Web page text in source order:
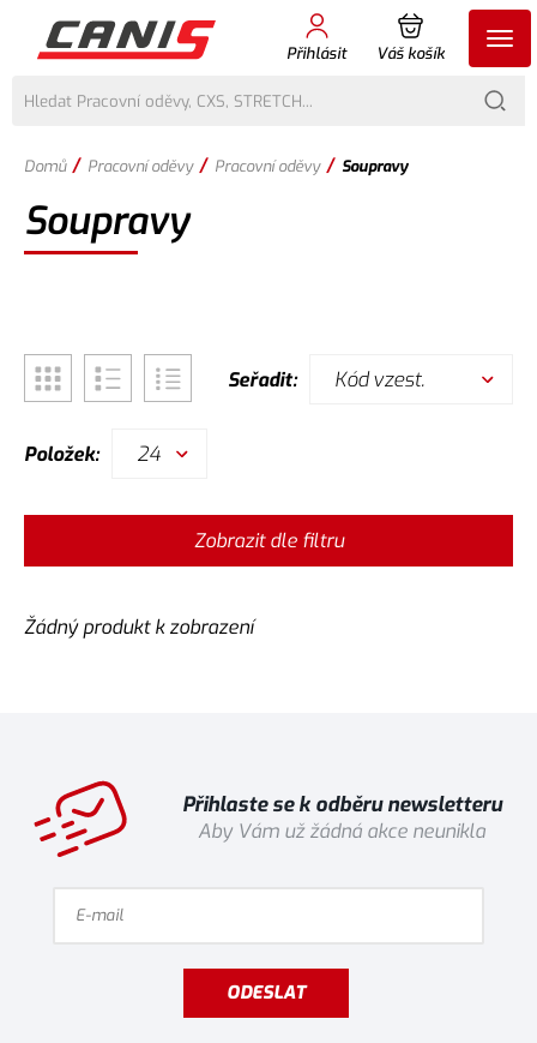
Přihlásit Váš košík
Domů / Pracovní oděvy / Pracovní oděvy / Soupravy
Soupravy
Seřadit: Kód vzest.
Položek: 24
Zobrazit dle filtru
Žádný produkt k zobrazení
Přihlaste se k odběru newsletteru
Aby Vám už žádná akce neunikla
ODESLAT